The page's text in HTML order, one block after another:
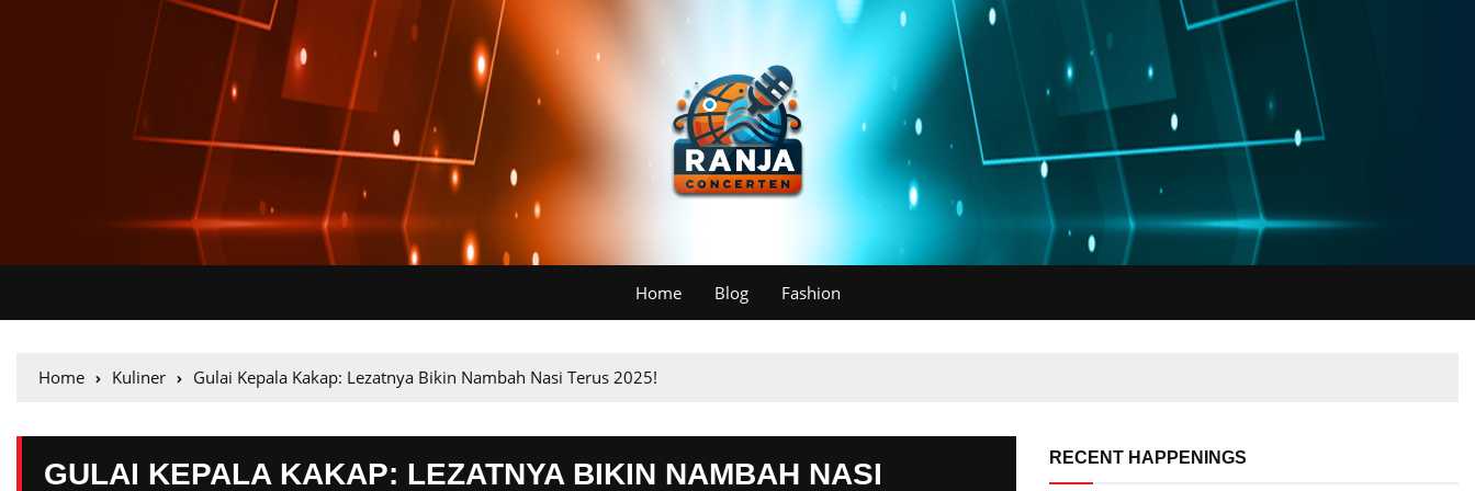
Home Blog Fashion
Home Kuliner Gulai Kepala Kakap: Lezatnya Bikin Nambah Nasi Terus 2025!
GULAI KEPALA KAKAP: LEZATNYA BIKIN NAMBAH NASI RECENT HAPPENINGS